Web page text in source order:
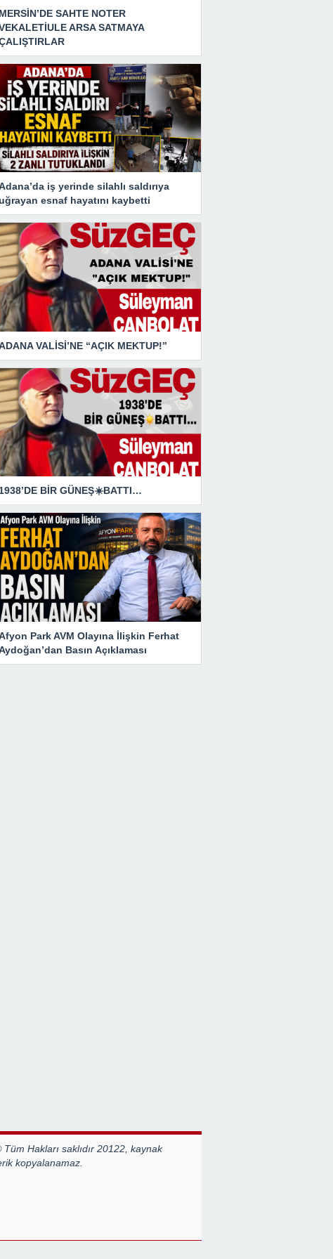
MERSİN’DE SAHTE NOTER
ARSA SATMAYA
iş yerinde silahlı saldırıya
esnaf hayatını kaybetti
VALİSİ’NE “AÇIK MEKTUP!”
BİR GÜNEŞ☀️BATTI…
Park AVM Olayına İlişkin Ferhat
Basın Açıklaması
Hakları saklıdır 20122, kaynak
kopyalanamaz.